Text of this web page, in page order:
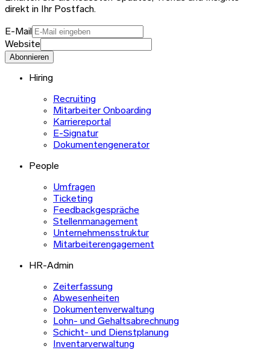
direkt in Ihr Postfach.
E-Mail
Website
Abonnieren
Hiring
Recruiting
Mitarbeiter Onboarding
Karriereportal
E-Signatur
Dokumentengenerator
People
Umfragen
Ticketing
Feedbackgespräche
Stellenmanagement
Unternehmensstruktur
Mitarbeiterengagement
HR-Admin
Zeiterfassung
Abwesenheiten
Dokumentenverwaltung
Lohn- und Gehaltsabrechnung
Schicht- und Dienstplanung
Inventarverwaltung